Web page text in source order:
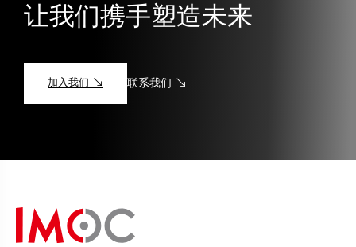
让我们携手塑造未来
加入我们 联系我们